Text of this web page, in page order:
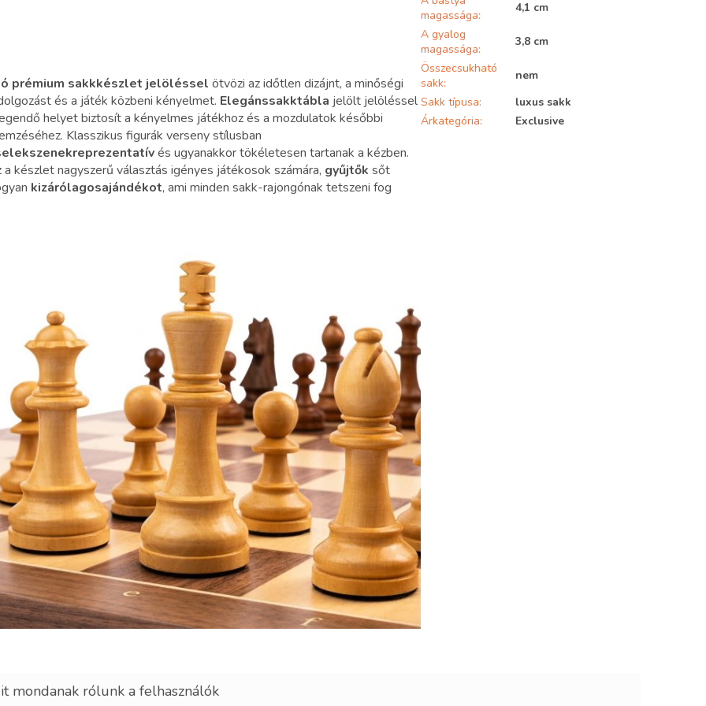
prémium sakkkészlet jelöléssel ötvözi az időtlen dizájnt, a minőségi
és a játék közbeni kényelmet. Elegánssakktábla jelölt jelöléssel
helyet biztosít a kényelmes játékhoz és a mozdulatok későbbi
Klasszikus figurák verseny stílusban
reprezentatívés ugyanakkor tökéletesen tartanak a kézben.
a készlet nagyszerű választás igényes játékosok számára, gyűjtők sőt
kizárólagosajándékot, ami minden sakk-rajongónak tetszeni fog
magassága:
4,1 cm
A gyalog
magassága:
3,8 cm
Összecsukható
sakk:
nem
Sakk típusa:
luxus sakk
Árkategória: Exclusive